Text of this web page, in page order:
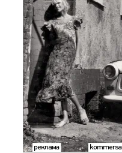
Фото:
Morgan